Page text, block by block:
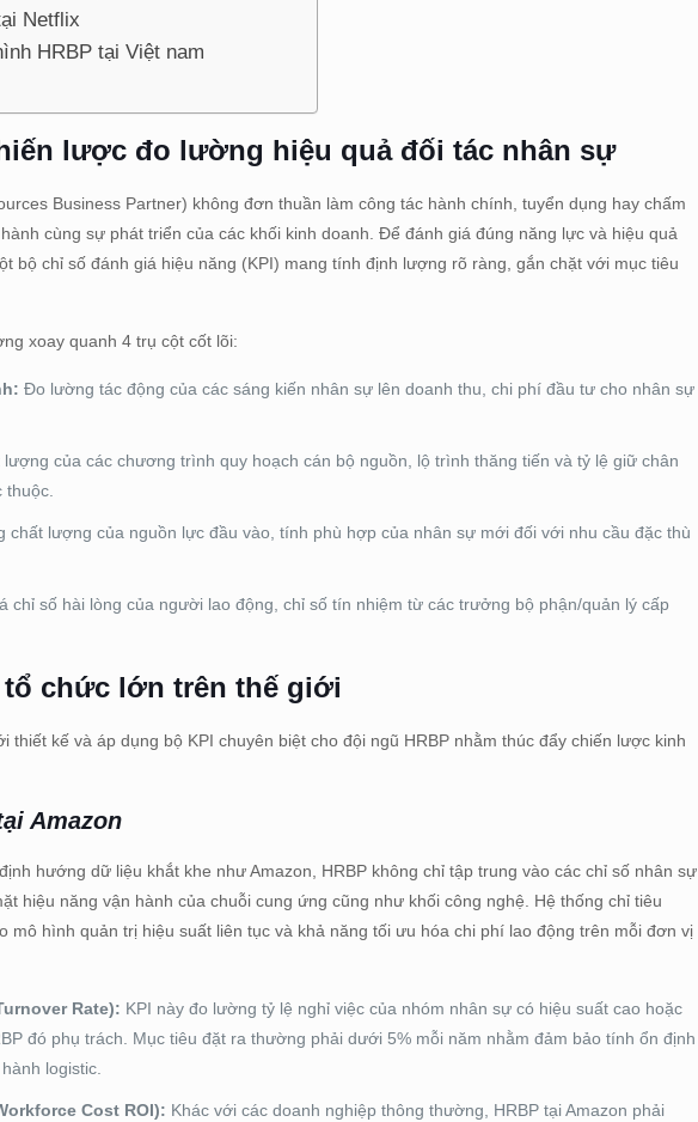
Netflix
HRBP tại Việt nam
lược đo lường hiệu quả đối tác nhân sự
Business Partner) không đơn thuần làm công tác hành chính, tuyển dụng hay chấm
cùng sự phát triển của các khối kinh doanh. Để đánh giá đúng năng lực và hiệu quả
bộ chỉ số đánh giá hiệu năng (KPI) mang tính định lượng rõ ràng, gắn chặt với mục tiêu
xoay quanh 4 trụ cột cốt lõi:
Đo lường tác động của các sáng kiến nhân sự lên doanh thu, chi phí đầu tư cho nhân sự
của các chương trình quy hoạch cán bộ nguồn, lộ trình thăng tiến và tỷ lệ giữ chân
chất lượng của nguồn lực đầu vào, tính phù hợp của nhân sự mới đối với nhu cầu đặc thù
chỉ số hài lòng của người lao động, chỉ số tín nhiệm từ các trưởng bộ phận/quản lý cấp
tổ chức lớn trên thế giới
kế và áp dụng bộ KPI chuyên biệt cho đội ngũ HRBP nhằm thúc đẩy chiến lược kinh
Amazon
hướng dữ liệu khắt khe như Amazon, HRBP không chỉ tập trung vào các chỉ số nhân sự
hiệu năng vận hành của chuỗi cung ứng cũng như khối công nghệ. Hệ thống chỉ tiêu
mô hình quản trị hiệu suất liên tục và khả năng tối ưu hóa chi phí lao động trên mỗi đơn vị
Rate): KPI này đo lường tỷ lệ nghỉ việc của nhóm nhân sự có hiệu suất cao hoặc
đó phụ trách. Mục tiêu đặt ra thường phải dưới 5% mỗi năm nhằm đảm bảo tính ổn định
logistic.
Cost ROI): Khác với các doanh nghiệp thông thường, HRBP tại Amazon phải